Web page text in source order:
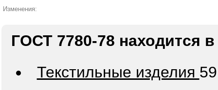
Изменения:
ГОСТ 7780-78 находится
Текстильные изделия